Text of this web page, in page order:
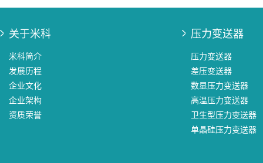
关于米科
米科简介
发展历程
企业文化
企业架构
资质荣誉
压力变送器
压力变送器
差压变送器
数显压力变送器
高温压力变送器
卫生型压力变送器
单晶硅压力变送器